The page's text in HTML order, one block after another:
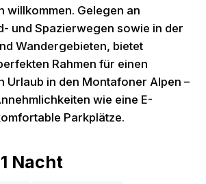
willkommen. Gelegen an
und Spazierwegen sowie in der
Wandergebieten, bietet
Rahmen für einen
Urlaub in den Montafoner Alpen –
wie eine E-
Parkplätze.
1 Nacht